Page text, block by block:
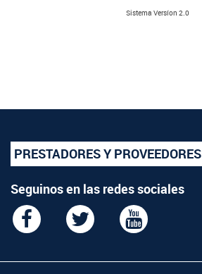
Sistema Versíon 2.0
PRESTADORES Y PROVEEDORES
Seguinos en las redes sociales